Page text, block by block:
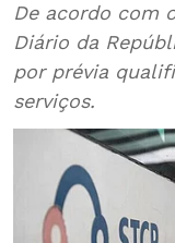
De acordo com
Diário da
por prévia
serviços.